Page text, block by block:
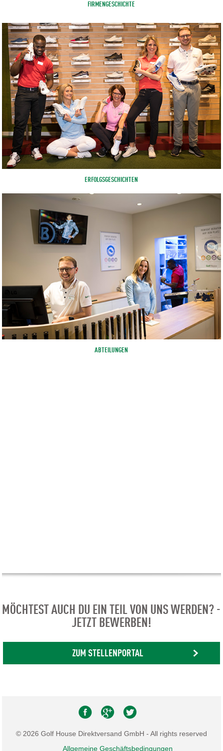
FIRMENGESCHICHTE
ERFOLGSGESCHICHTEN
ABTEILUNGEN
MÖCHTEST AUCH DU EIN TEIL VON UNS WERDEN? -
JETZT BEWERBEN!
ZUM STELLENPORTAL
© 2026 Golf House Direktversand GmbH - All rights reserved
Allgemeine Geschäftsbedingungen